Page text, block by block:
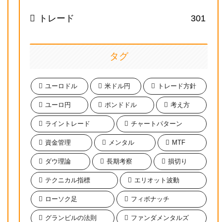
トレード 301
タグ
ユーロドル 米ドル円 トレード方針
ユーロ円 ポンドドル 考え方
ライントレード チャートパターン
資金管理 メンタル MTF
ダウ理論 長期考察 損切り
テクニカル指標 エリオット波動
ローソク足 フィボナッチ
グランビルの法則 ファンダメンタルズ